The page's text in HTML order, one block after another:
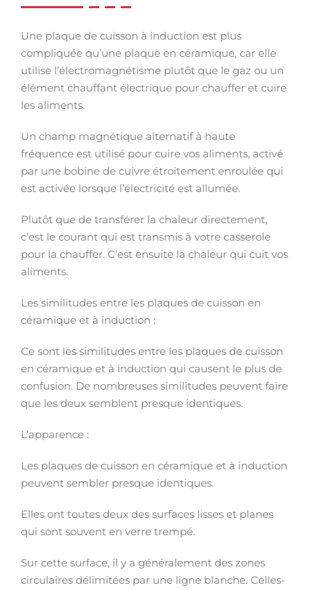
Une plaque de cuisson à induction est plus
compliquée qu’une plaque en céramique, car elle
utilise l’électromagnétisme plutôt que le gaz ou un
élément chauffant électrique pour chauffer et cuire
les aliments.
Un champ magnétique alternatif à haute
fréquence est utilisé pour cuire vos aliments, activé
par une bobine de cuivre étroitement enroulée qui
est activée lorsque l’électricité est allumée.
Plutôt que de transférer la chaleur directement,
c’est le courant qui est transmis à votre casserole
pour la chauffer. C’est ensuite la chaleur qui cuit vos
aliments.
Les similitudes entre les plaques de cuisson en
céramique et à induction :
Ce sont les similitudes entre les plaques de cuisson
en céramique et à induction qui causent le plus de
confusion. De nombreuses similitudes peuvent faire
que les deux semblent presque identiques.
L’apparence :
Les plaques de cuisson en céramique et à induction
peuvent sembler presque identiques.
Elles ont toutes deux des surfaces lisses et planes
qui sont souvent en verre trempé.
Sur cette surface, il y a généralement des zones
circulaires délimitées par une ligne blanche. Celles-